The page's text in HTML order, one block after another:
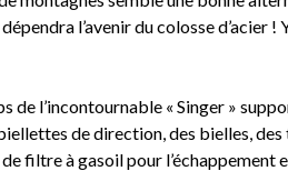
l’avenir du colosse d’acier !
de l’incontournable « Singer »
de direction, des bielles,
filtre à gasoil pour l’échappement